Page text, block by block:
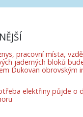
pracovní místa,
jaderných bloků
Dukovan obrovským
elektřiny půjde o